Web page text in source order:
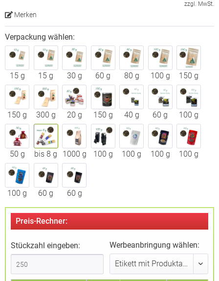
zzgl. MwSt.
Merken
Verpackung wählen:
15 g 15 g 30 g 60 g 80 g 100 g 150 g
150 g 300 g 20 g 150 g 40 g 60 g 100 g
50 g bis 8 g 1000 g 100 g 100 g 100 g 100 g
100 g 60 g 60 g
Preis-Rechner:
Stückzahl eingeben: Werbeanbringung wählen: